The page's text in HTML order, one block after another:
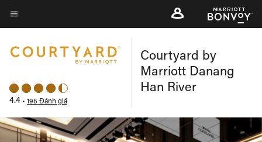
Skip
to
content
Văn bản menu
4.4 • 195 Đánh giá
Courtyard by
Marriott Danang
Han River